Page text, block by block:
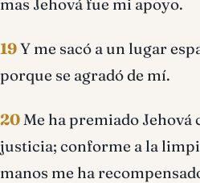
mas Jehová fue mi apoyo.
19Y me sacó a un lugar
porque se agradó de mí.
20Me ha premiado Jehová
justicia; conforme a la
manos me ha